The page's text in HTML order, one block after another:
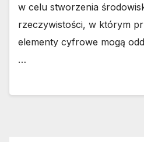
w celu stworzenia
rzeczywistości, w którym
elementy cyfrowe mogą
…